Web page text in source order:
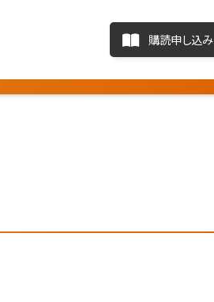
購読申し込み